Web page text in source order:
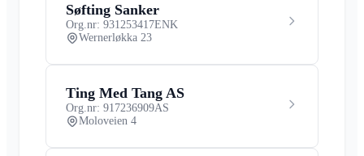
Søfting Sanker
Org.nr: 931253417ENK
Wernerløkka 23
Ting Med Tang AS
Org.nr: 917236909AS
Moloveien 4